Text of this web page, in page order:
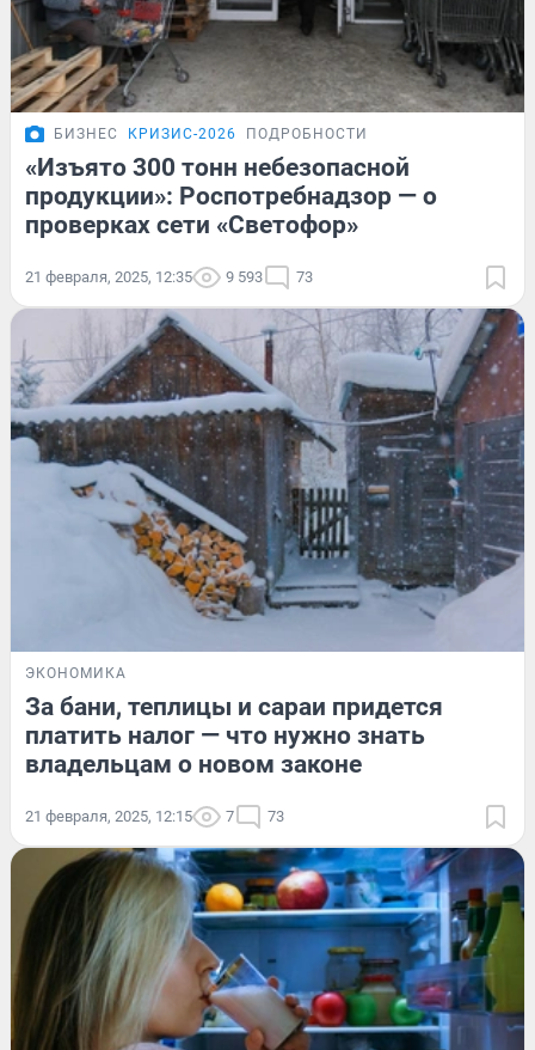
БИЗНЕС КРИЗИС-2026 ПОДРОБНОСТИ
«Изъято 300 тонн небезопасной
продукции»: Роспотребнадзор — о
проверках сети «Светофор»
21 февраля, 2025, 12:35 9 593 73
ЭКОНОМИКА
За бани, теплицы и сараи придется
платить налог — что нужно знать
владельцам о новом законе
21 февраля, 2025, 12:15 7 73